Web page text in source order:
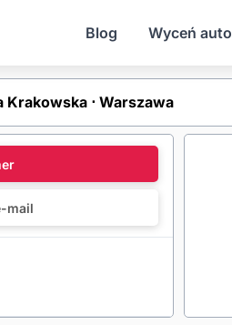
Blog Wyceń auto
Krakowska ⋅ Warszawa
mail